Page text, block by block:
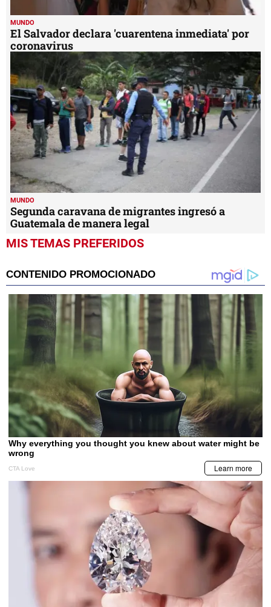
MUNDO
El Salvador declara 'cuarentena inmediata' por
coronavirus
MUNDO
Segunda caravana de migrantes ingresó a
Guatemala de manera legal
MIS TEMAS PREFERIDOS